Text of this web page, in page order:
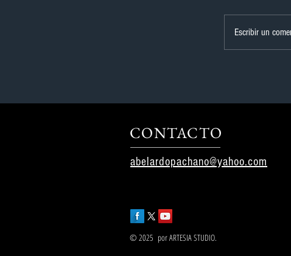
Escribir un
CONTACTO
abelardopachano@yahoo.com
© 2025 por ARTESIA STUDIO.